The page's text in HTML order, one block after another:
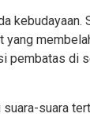
kebudayaan.
yang
pembatas di
suara